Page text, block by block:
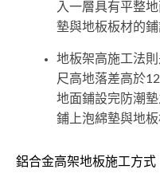
入一層具有平整
墊與地板板材的鋪
地板架高施工法
尺高地落差高於
地面鋪設完防潮
鋪上泡綿墊與地板
鋁合金高架地板施工方式